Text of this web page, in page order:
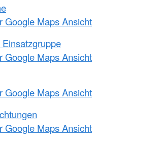
Google Maps Ansicht
Google Maps Ansicht
Google Maps Ansicht
Google Maps Ansicht